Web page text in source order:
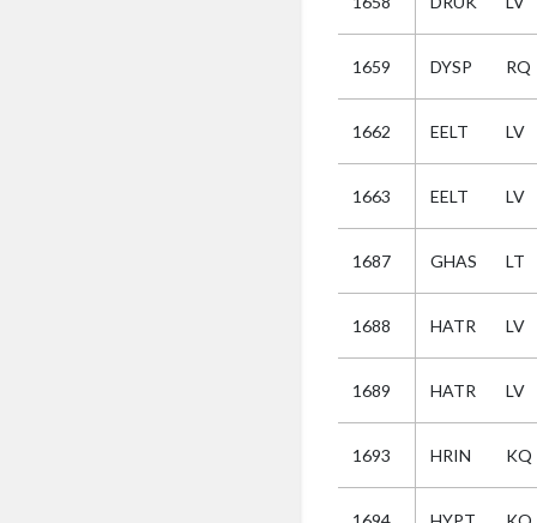
1659 DYSP RQ
1662 EELT LV
1663 EELT LV
1687 GHAS LT
1688 HATR LV
1689 HATR LV
1693 HRIN KQ